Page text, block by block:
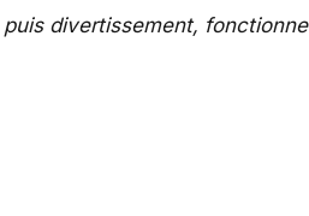
divertissement, fonctionne